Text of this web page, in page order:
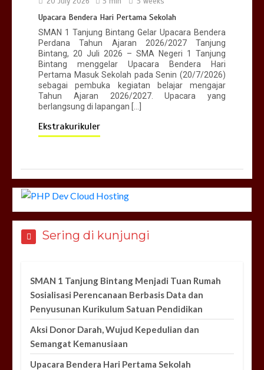
Upacara Bendera Hari Pertama Sekolah
SMAN 1 Tanjung Bintang Gelar Upacara Bendera
Perdana Tahun Ajaran 2026/2027 Tanjung
Bintang, 20 Juli 2026 – SMA Negeri 1 Tanjung
Bintang menggelar Upacara Bendera Hari
Pertama Masuk Sekolah pada Senin (20/7/2026)
sebagai pembuka kegiatan belajar mengajar
Tahun Ajaran 2026/2027. Upacara yang
berlangsung di lapangan […]
Ekstrakurikuler
Sering di kunjungi
SMAN 1 Tanjung Bintang Menjadi Tuan Rumah
Sosialisasi Perencanaan Berbasis Data dan
Penyusunan Kurikulum Satuan Pendidikan
Aksi Donor Darah, Wujud Kepedulian dan
Semangat Kemanusiaan
Upacara Bendera Hari Pertama Sekolah